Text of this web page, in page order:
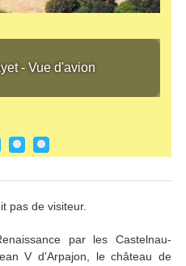
- Vue d'avion
pas de visiteur.
par les Castelnau-
V d'Arpajon, le château de